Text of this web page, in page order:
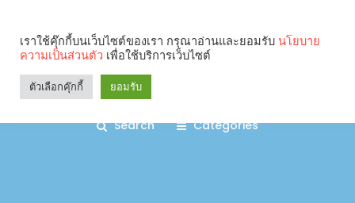
Search Categories
เราใช้คุ๊กกี้บนเว็บไซต์ของเรา กรุณาอ่านและยอมรับ นโยบาย
ความเป็นส่วนตัว เพื่อใช้บริการเว็บไซต์
ตัวเลือกคุ๊กกี้ ยอมรับ